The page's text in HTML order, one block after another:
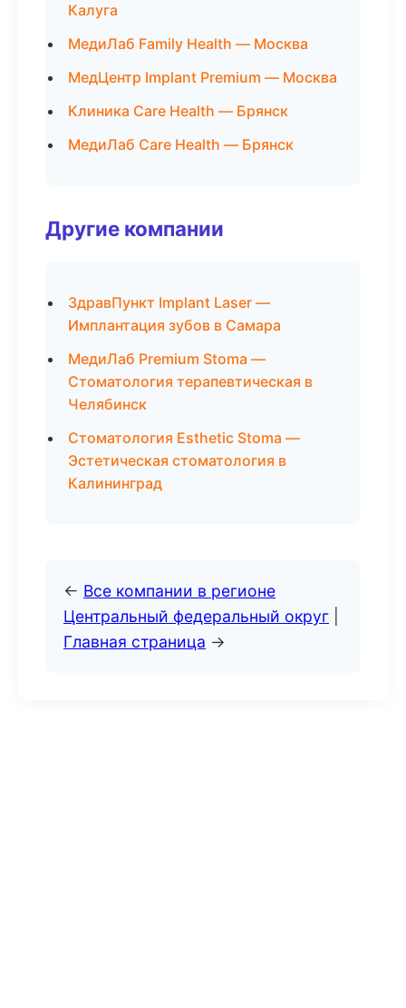
Калуга
МедиЛаб Family Health — Москва
МедЦентр Implant Premium — Москва
Клиника Care Health — Брянск
МедиЛаб Care Health — Брянск
Другие компании
ЗдравПункт Implant Laser —
Имплантация зубов в Самара
МедиЛаб Premium Stoma —
Стоматология терапевтическая в
Челябинск
Стоматология Esthetic Stoma —
Эстетическая стоматология в
Калининград
← Все компании в регионе
Центральный федеральный округ
Главная страница →